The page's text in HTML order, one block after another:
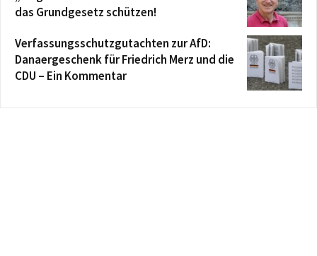
das Grundgesetz schützen!
Verfassungsschutzgutachten zur AfD:
Danaergeschenk für Friedrich Merz und die
CDU – Ein Kommentar